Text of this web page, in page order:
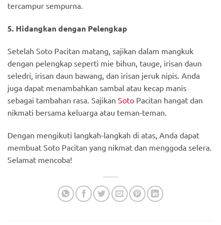
tercampur sempurna.
5. Hidangkan dengan Pelengkap
Setelah Soto Pacitan matang, sajikan dalam mangkuk
dengan pelengkap seperti mie bihun, tauge, irisan daun
seledri, irisan daun bawang, dan irisan jeruk nipis. Anda
juga dapat menambahkan sambal atau kecap manis
sebagai tambahan rasa. Sajikan Soto Pacitan hangat dan
nikmati bersama keluarga atau teman-teman.
Dengan mengikuti langkah-langkah di atas, Anda dapat
membuat Soto Pacitan yang nikmat dan menggoda selera.
Selamat mencoba!